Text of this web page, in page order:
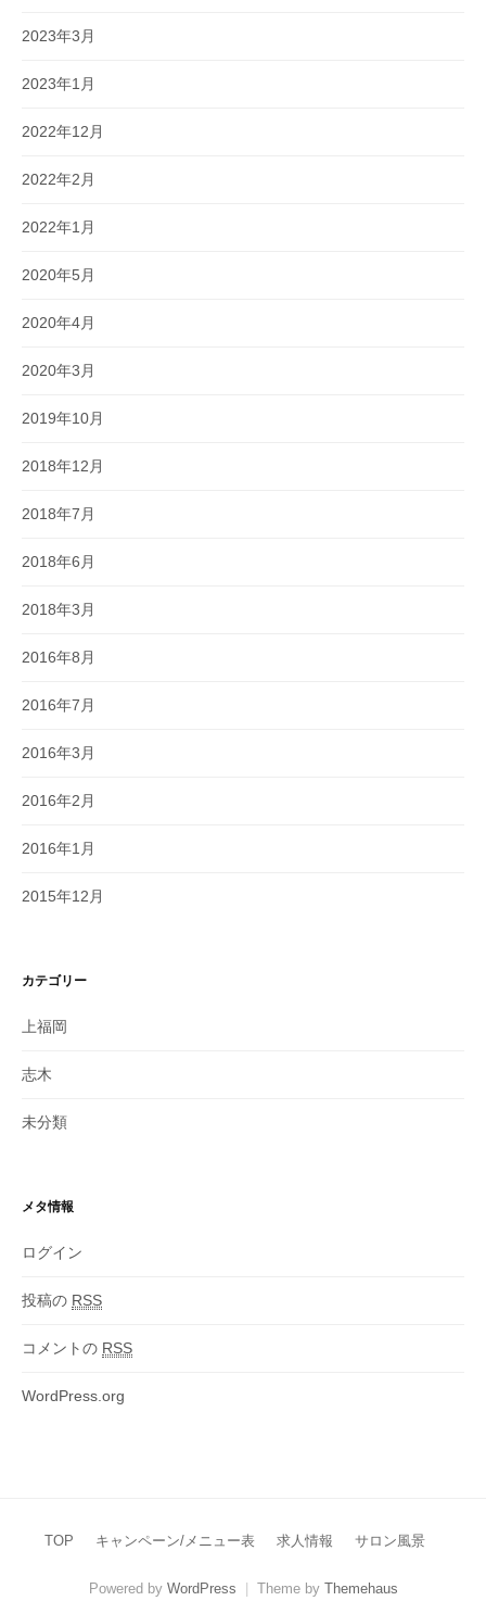
2023年3月
2023年1月
2022年12月
2022年2月
2022年1月
2020年5月
2020年4月
2020年3月
2019年10月
2018年12月
2018年7月
2018年6月
2018年3月
2016年8月
2016年7月
2016年3月
2016年2月
2016年1月
2015年12月
カテゴリー
上福岡
志木
未分類
メタ情報
ログイン
投稿の RSS
コメントの RSS
WordPress.org
TOP キャンペーン/メニュー表 求人情報 サロン風景
Powered by WordPress Theme by Themehaus